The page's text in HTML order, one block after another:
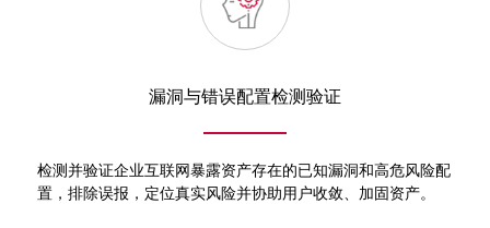
漏洞与错误配置检测验证
检测并验证企业互联网暴露资产存在的已知漏洞和高危风险配
置，排除误报，定位真实风险并协助用户收敛、加固资产。